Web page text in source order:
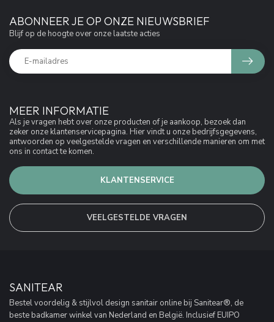
MEER INFORMATIE
Als je vragen hebt over onze producten of je aankoop, bezoek dan
zeker onze klantenservicepagina. Hier vindt u onze bedrijfsgegevens,
antwoorden op veelgestelde vragen en verschillende manieren om met
ons in contact te komen.
KLANTENSERVICE
VEELGESTELDE VRAGEN
ABONNEER JE OP ONZE NIEUWSBRIEF
Blijf op de hoogte over onze laatste acties
SANITEAR
Bestel voordelig & stijlvol design sanitair online bij Sanitear®, de
beste badkamer winkel van Nederland en België. Inclusief EUIPO